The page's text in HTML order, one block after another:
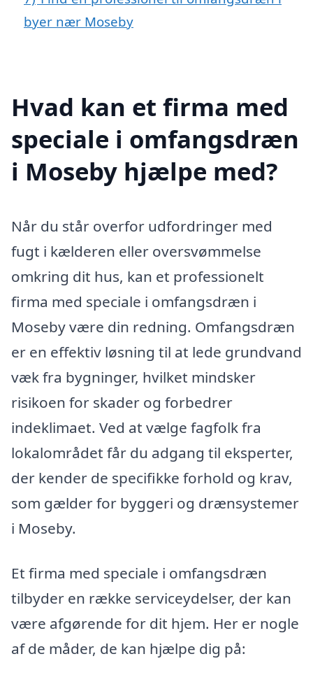
byer nær Moseby
Hvad kan et firma med
speciale i omfangsdræn
i Moseby hjælpe med?
Når du står overfor udfordringer med
fugt i kælderen eller oversvømmelse
omkring dit hus, kan et professionelt
firma med speciale i omfangsdræn i
Moseby være din redning. Omfangsdræn
er en effektiv løsning til at lede grundvand
væk fra bygninger, hvilket mindsker
risikoen for skader og forbedrer
indeklimaet. Ved at vælge fagfolk fra
lokalområdet får du adgang til eksperter,
der kender de specifikke forhold og krav,
som gælder for byggeri og drænsystemer
i Moseby.
Et firma med speciale i omfangsdræn
tilbyder en række serviceydelser, der kan
være afgørende for dit hjem. Her er nogle
af de måder, de kan hjælpe dig på: